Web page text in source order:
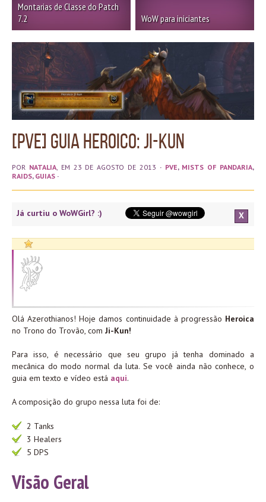
Montarias de Classe do Patch
7.2
WoW para iniciantes
[PvE] Guia Heroico: Ji-Kun
POR NATALIA, EM 23 DE AGOSTO DE 2013 · PVE, MISTS OF PANDARIA,
RAIDS, GUIAS ·
Já curtiu o WoWGirl? :) X
Olá Azerothianos! Hoje damos continuidade à progressão Heroica
no Trono do Trovão, com Ji-Kun!
Para isso, é necessário que seu grupo já tenha dominado a
mecânica do modo normal da luta. Se você ainda não conhece, o
guia em texto e vídeo está aqui.
A composição do grupo nessa luta foi de:
2 Tanks
3 Healers
5 DPS
Visão Geral